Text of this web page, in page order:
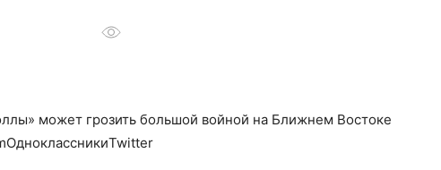
может грозить большой войной на Ближнем Востоке